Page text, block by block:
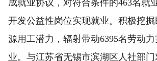
成就业协议，对符合条件的463名就
开发公益性岗位实现就业。积极挖
源用工潜力，辐射带动6395名劳动
业。与江苏省无锡市滨湖区人社部